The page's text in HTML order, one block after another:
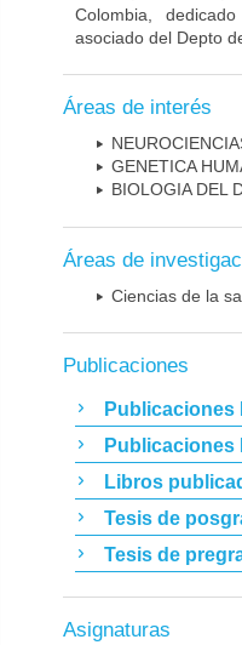
Colombia,
asociado del Depto
Áreas de interés
GENETICA
BIOLOGIA DEL
Áreas de
Ciencias de la
Publicaciones
Publicaciones
Publicaciones
Libros
Tesis de
Tesis de
Asignaturas